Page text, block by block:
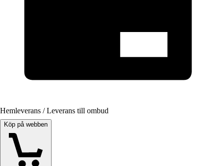
Hemleverans / Leverans till ombud
Köp på webben